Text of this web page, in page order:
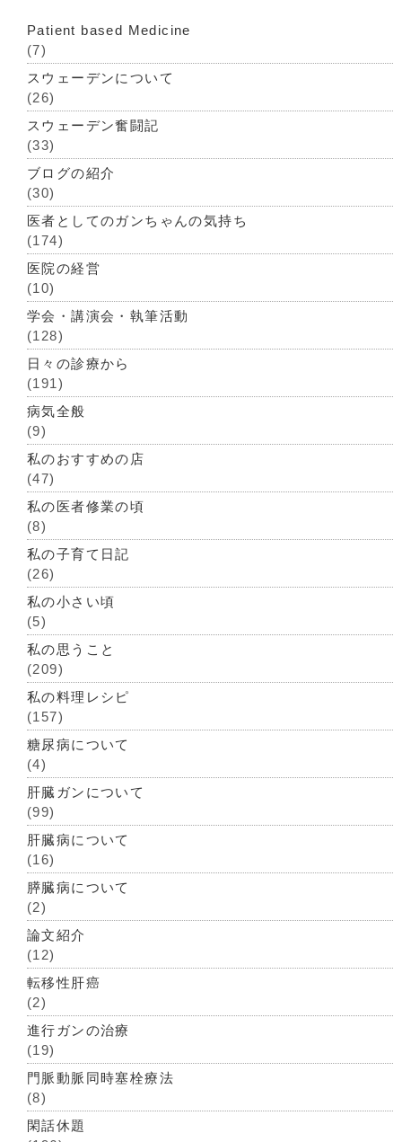
Patient based Medicine
(7)
スウェーデンについて
(26)
スウェーデン奮闘記
(33)
ブログの紹介
(30)
医者としてのガンちゃんの気持ち
(174)
医院の経営
(10)
学会・講演会・執筆活動
(128)
日々の診療から
(191)
病気全般
(9)
私のおすすめの店
(47)
私の医者修業の頃
(8)
私の子育て日記
(26)
私の小さい頃
(5)
私の思うこと
(209)
私の料理レシピ
(157)
糖尿病について
(4)
肝臓ガンについて
(99)
肝臓病について
(16)
膵臓病について
(2)
論文紹介
(12)
転移性肝癌
(2)
進行ガンの治療
(19)
門脈動脈同時塞栓療法
(8)
閑話休題